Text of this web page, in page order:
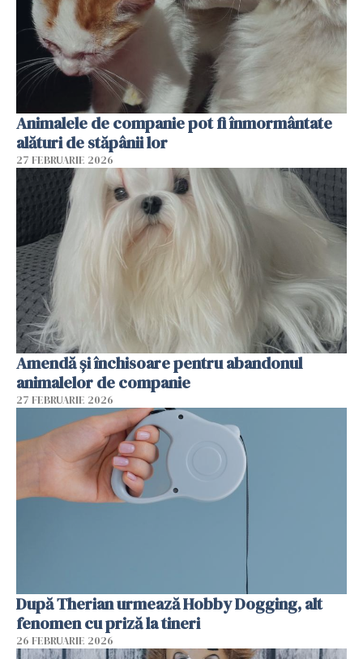
Animalele de companie pot fi înmormântate
alături de stăpânii lor
27 FEBRUARIE 2026
Amendă și închisoare pentru abandonul
animalelor de companie
27 FEBRUARIE 2026
După Therian urmează Hobby Dogging, alt
fenomen cu priză la tineri
26 FEBRUARIE 2026